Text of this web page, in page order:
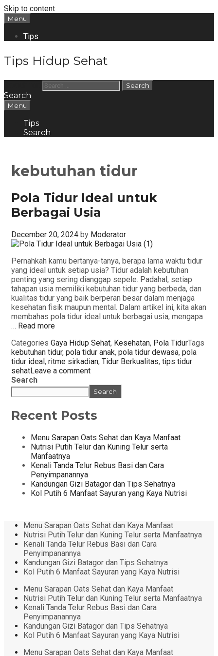
Skip to content
Menu
Tips
Tips Hidup Sehat
Search
Menu
Tips
Search
kebutuhan tidur
Pola Tidur Ideal untuk
Berbagai Usia
December 20, 2024 by Moderator
Pernahkah kamu bertanya-tanya, berapa lama waktu tidur
yang ideal untuk setiap usia? Tidur adalah kebutuhan
penting yang sering dianggap sepele. Padahal, setiap
tahapan usia memiliki kebutuhan tidur yang berbeda, dan
kualitas tidur yang baik berperan besar dalam menjaga
kesehatan fisik maupun mental. Dalam artikel ini, kita akan
membahas pola tidur ideal untuk berbagai usia, mengapa
… Read more
Categories Gaya Hidup Sehat, Kesehatan, Pola TidurTags
kebutuhan tidur, pola tidur anak, pola tidur dewasa, pola
tidur ideal, ritme sirkadian, Tidur Berkualitas, tips tidur
sehatLeave a comment
Search
Search
Recent Posts
Menu Sarapan Oats Sehat dan Kaya Manfaat
Nutrisi Putih Telur dan Kuning Telur serta
Manfaatnya
Kenali Tanda Telur Rebus Basi dan Cara
Penyimpanannya
Kandungan Gizi Batagor dan Tips Sehatnya
Kol Putih 6 Manfaat Sayuran yang Kaya Nutrisi
Menu Sarapan Oats Sehat dan Kaya Manfaat
Nutrisi Putih Telur dan Kuning Telur serta Manfaatnya
Kenali Tanda Telur Rebus Basi dan Cara
Penyimpanannya
Kandungan Gizi Batagor dan Tips Sehatnya
Kol Putih 6 Manfaat Sayuran yang Kaya Nutrisi
Menu Sarapan Oats Sehat dan Kaya Manfaat
Nutrisi Putih Telur dan Kuning Telur serta Manfaatnya
Kenali Tanda Telur Rebus Basi dan Cara
Penyimpanannya
Kandungan Gizi Batagor dan Tips Sehatnya
Kol Putih 6 Manfaat Sayuran yang Kaya Nutrisi
Menu Sarapan Oats Sehat dan Kaya Manfaat